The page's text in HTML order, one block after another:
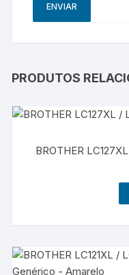
PRODUTOS
BROTHER